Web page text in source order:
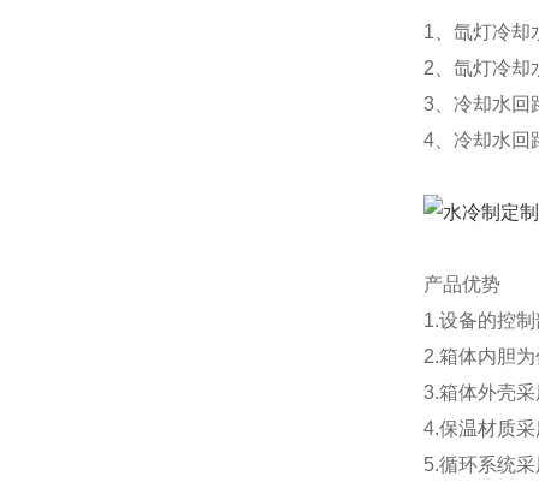
1、氙灯冷却
2、氙灯冷却
3、冷却水回
4、冷却水回
产品优势
1.设备的控
2.箱体内胆
3.箱体外壳
4.保温材质
5.循环系统